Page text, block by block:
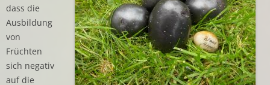
dass die
Ausbildung
von
Früchten
sich negativ
auf die